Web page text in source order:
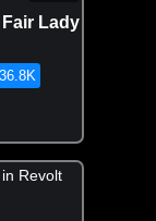
Lady